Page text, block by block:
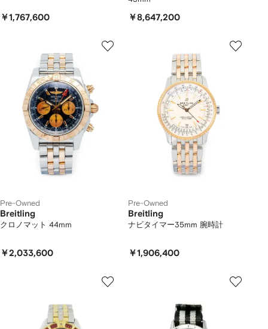
￥1,767,600 ￥8,647,200
Pre-Owned
Breitling
クロノマット 44mm
￥2,033,600
Pre-Owned
Breitling
ナビタイマー35mm 腕時計
￥1,906,400